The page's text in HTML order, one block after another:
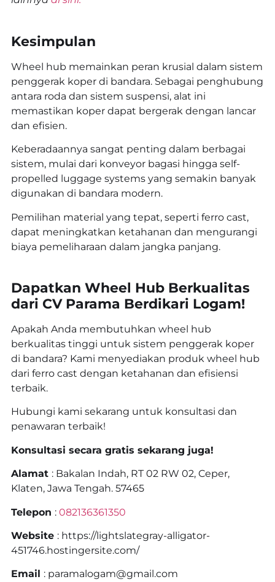
Kesimpulan
Wheel hub memainkan peran krusial dalam sistem
penggerak koper di bandara. Sebagai penghubung
antara roda dan sistem suspensi, alat ini
memastikan koper dapat bergerak dengan lancar
dan efisien.
Keberadaannya sangat penting dalam berbagai
sistem, mulai dari konveyor bagasi hingga self-
propelled luggage systems yang semakin banyak
digunakan di bandara modern.
Pemilihan material yang tepat, seperti ferro cast,
dapat meningkatkan ketahanan dan mengurangi
biaya pemeliharaan dalam jangka panjang.
Dapatkan Wheel Hub Berkualitas
dari CV Parama Berdikari Logam!
Apakah Anda membutuhkan wheel hub
berkualitas tinggi untuk sistem penggerak koper
di bandara? Kami menyediakan produk wheel hub
dari ferro cast dengan ketahanan dan efisiensi
terbaik.
Hubungi kami sekarang untuk konsultasi dan
penawaran terbaik!
Konsultasi secara gratis sekarang juga!
Alamat : Bakalan Indah, RT 02 RW 02, Ceper,
Klaten, Jawa Tengah. 57465
Telepon : 082136361350
Website : https://lightslategray-alligator-
451746.hostingersite.com/
Email : paramalogam@gmail.com